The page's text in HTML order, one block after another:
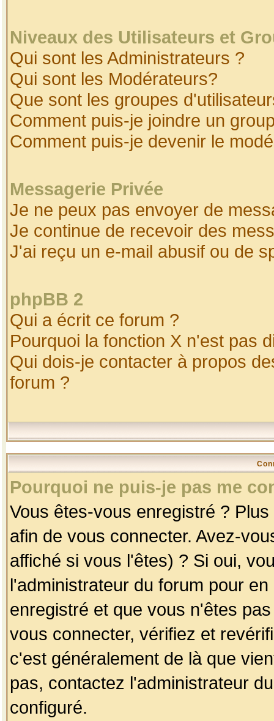
Niveaux des Utilisateurs et
Qui sont les Administrateurs ?
Qui sont les Modérateurs?
Que sont les groupes
Comment puis-je joindre un
Comment puis-je devenir le
Messagerie Privée
Je ne peux pas envoyer de
Je continue de recevoir des
J'ai reçu un e-mail abusif ou de
phpBB 2
Qui a écrit ce forum ?
Pourquoi la fonction X n'est pas
Qui dois-je contacter à propos
forum ?
Pourquoi ne puis-je pas me
Vous êtes-vous enregistré ?
afin de vous connecter. Avez-
affiché si vous l'êtes) ? Si oui,
l'administrateur du forum pour
enregistré et que vous n'êtes
vous connecter, vérifiez et
c'est généralement de là que
pas, contactez l'administrateur
configuré.